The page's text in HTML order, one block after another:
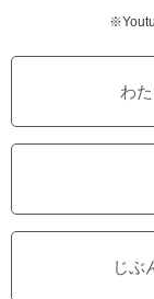
わ
じぶ